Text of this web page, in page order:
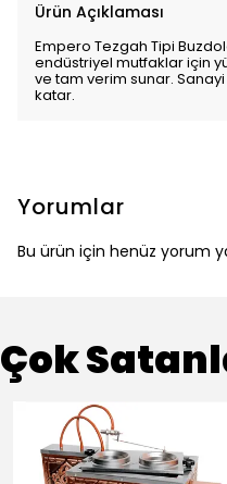
Ürün Açıklaması
Empero Tezgah Tipi
endüstriyel mutfaklar için
ve tam verim sunar.
katar.
Yorumlar
Bu ürün için henüz yorum
Çok